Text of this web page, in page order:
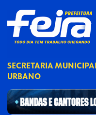
SECRETARIA
URBANO